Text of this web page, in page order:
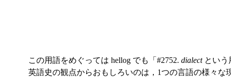
この用語をめぐっては hellog でも「#2752. dialectという
英語史の観点からおもしろいのは，1つの言語の様々な